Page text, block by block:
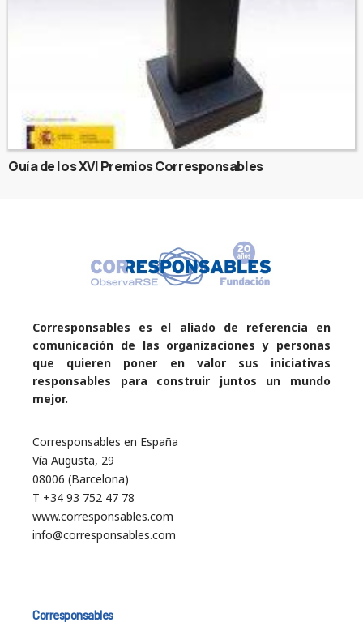
Guía de los XVI Premios Corresponsables
Corresponsables es el aliado de referencia en
comunicación de las organizaciones y personas
que quieren poner en valor sus iniciativas
responsables para construir juntos un mundo
mejor.
Corresponsables en España
Vía Augusta, 29
08006 (Barcelona)
T +34 93 752 47 78
www.corresponsables.com
info@corresponsables.com
Corresponsables